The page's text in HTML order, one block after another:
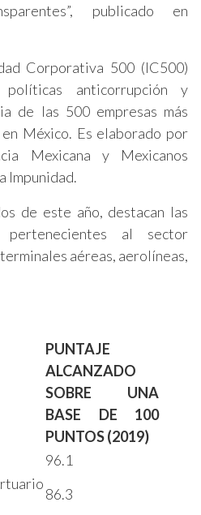
publicado en
Corporativa 500 (IC500)
anticorrupción y
de las 500 empresas más
México. Es elaborado por
Mexicana y Mexicanos
Impunidad.
de este año, destacan las
pertenecientes al sector
aéreas, aerolíneas,
PUNTAJE
ALCANZADO
SOBRE UNA
BASE DE 100
PUNTOS (2019)
96.1
86.3